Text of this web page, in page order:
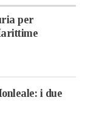
per
i due